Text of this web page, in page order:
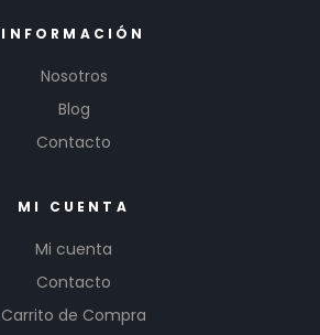
INFORMACIÓN
Nosotros
Blog
Contacto
MI CUENTA
Mi cuenta
Contacto
Carrito de Compra